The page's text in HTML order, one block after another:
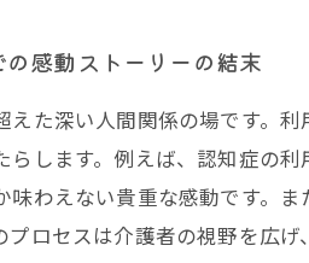
感動ストーリーの結末
た深い人間関係の場です。
らします。例えば、認知症の
わえない貴重な感動です。
ロセスは介護者の視野を広